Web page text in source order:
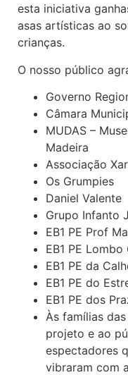
esta iniciativa
asas artísticas ao
crianças.
O nosso público
Governo
Câmara
MUDAS –
Madeira
Associação
Os Grumpies
Daniel Valente
Grupo Infanto
EB1 PE Prof
EB1 PE Lombo
EB1 PE da
EB1 PE do
EB1 PE dos
Às famílias
projeto e ao
espectadores
vibraram com